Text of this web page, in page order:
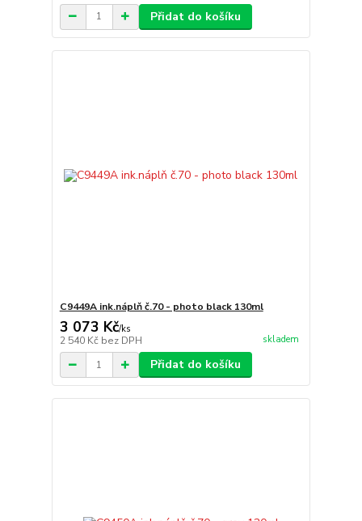
Přidat do košíku
C9449A ink.náplň č.70 - photo black 130ml
3 073 Kč/ks
2 540 Kč bez DPH skladem
Přidat do košíku